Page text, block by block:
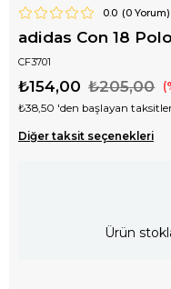
0.0 (0Yorum)
adidas Con 18
CF3701
₺205,00
₺154,00
₺38,50 'den başlayan
Diğer taksit seçenekleri
Ürün